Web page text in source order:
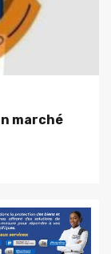
marché